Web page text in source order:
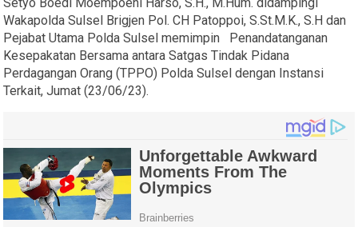
Wakapolda Sulsel Brigjen Pol. CH Patoppoi, S.St.M.K., S.H dan
Pejabat Utama Polda Sulsel memimpin Penandatanganan
Kesepakatan Bersama antara Satgas Tindak Pidana
Perdagangan Orang (TPPO) Polda Sulsel dengan Instansi
Terkait, Jumat (23/06/23).